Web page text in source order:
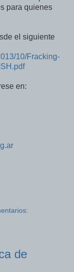
para quienes
el siguiente
10/Fracking-
en:
de